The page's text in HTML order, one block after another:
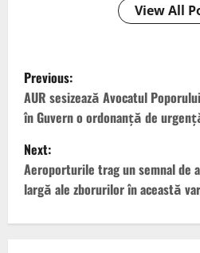
View All
P
o
s
t
n
Previous:
AUR sesizează Avocatul
în Guvern o ordonanță de
Next:
Aeroporturile trag un semnal de
largă ale zborurilor în această